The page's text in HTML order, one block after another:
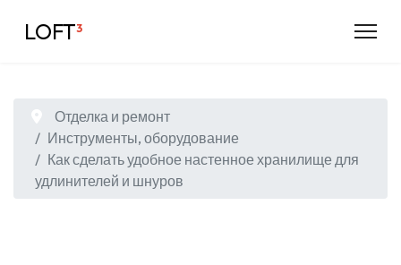
LOFT³
Отделка и ремонт
Инструменты, оборудование
Как сделать удобное настенное хранилище для
удлинителей и шнуров